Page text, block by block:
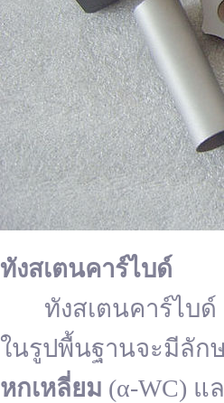
ทังสเตนคาร์ไบด์
ทังสเตนคาร์ไบด์ (
ในรูปพื้นฐานจะมีลัก
หกเหลี่ยม (α-WC) แ